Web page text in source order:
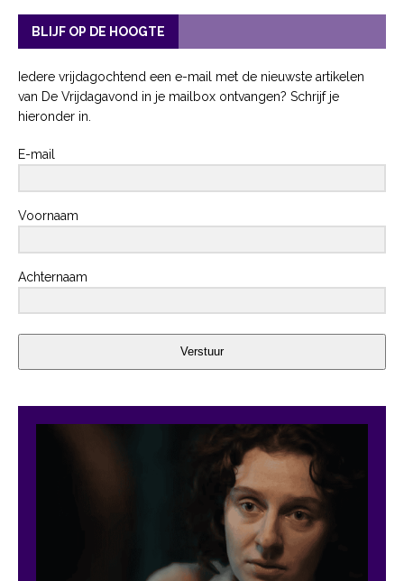
BLIJF OP DE HOOGTE
Iedere vrijdagochtend een e-mail met de nieuwste artikelen
van De Vrijdagavond in je mailbox ontvangen? Schrijf je
hieronder in.
E-mail
Voornaam
Achternaam
Verstuur